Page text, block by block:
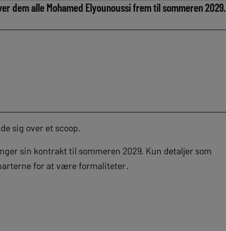
dem alle Mohamed Elyounoussi frem til sommeren 2029.
sig over et scoop.
sin kontrakt til sommeren 2029. Kun detaljer som
for at være formaliteter.